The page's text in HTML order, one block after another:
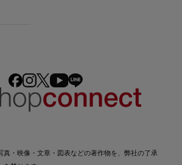
真・映像・文章・図表などの著作物を、弊社の了承